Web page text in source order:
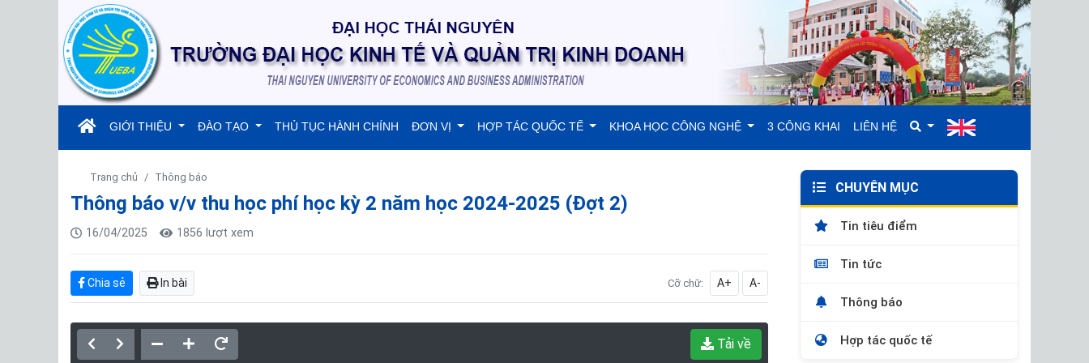
(current)
GIỚI THIỆU ĐÀO TẠO THỦ TỤC HÀNH CHÍNH ĐƠN VỊ HỢP TÁC QUỐC TẾ KHOA HỌC CÔNG NGHỆ 3 CÔNG KHAI LIÊN HỆ
Trang chủ Thông báo
Thông báo v/v thu học phí học kỳ 2 năm học 2024-2025 (Đợt 2)
16/04/2025 1856 lượt xem
Chia sẻ In bài Cỡ chữ: A+ A-
Tải về
CHUYÊN MỤC
Tin tiêu điểm
Tin tức
Thông báo
Hợp tác quốc tế